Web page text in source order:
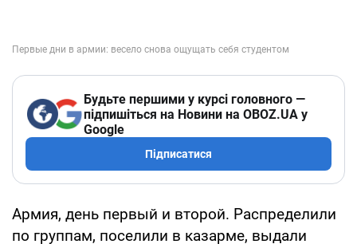
Будьте першими у курсі головного —
підпишіться на Новини на OBOZ.UA у
Google
Підписатися
Армия, день первый и второй. Распределили
по группам, поселили в казарме, выдали